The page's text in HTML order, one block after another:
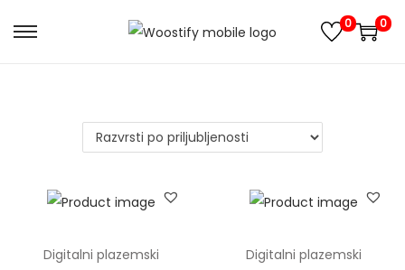
S
p
t
S
p
t
0 0
Digitalni plazemski
Digitalni plazemski